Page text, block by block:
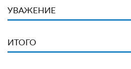
УВАЖЕНИЕ
ИТОГО